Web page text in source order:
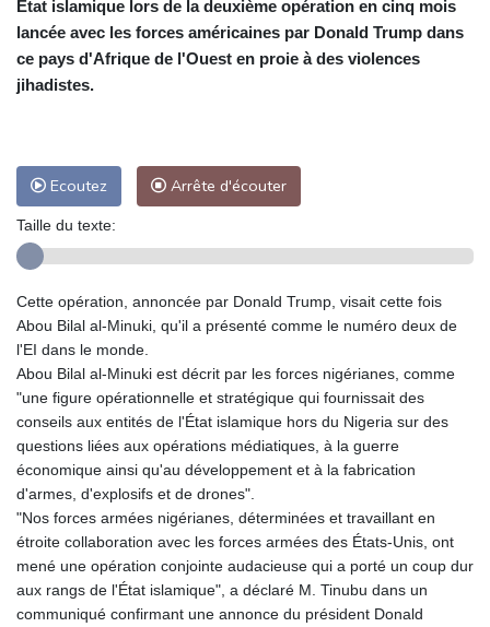
État islamique lors de la deuxième opération en cinq mois
lancée avec les forces américaines par Donald Trump dans
ce pays d'Afrique de l'Ouest en proie à des violences
jihadistes.
Ecoutez Arrête d'écouter
Taille du texte:
Cette opération, annoncée par Donald Trump, visait cette fois
Abou Bilal al-Minuki, qu'il a présenté comme le numéro deux de
l'EI dans le monde.
Abou Bilal al-Minuki est décrit par les forces nigérianes, comme
"une figure opérationnelle et stratégique qui fournissait des
conseils aux entités de l'État islamique hors du Nigeria sur des
questions liées aux opérations médiatiques, à la guerre
économique ainsi qu'au développement et à la fabrication
d'armes, d'explosifs et de drones".
"Nos forces armées nigérianes, déterminées et travaillant en
étroite collaboration avec les forces armées des États-Unis, ont
mené une opération conjointe audacieuse qui a porté un coup dur
aux rangs de l'État islamique", a déclaré M. Tinubu dans un
communiqué confirmant une annonce du président Donald